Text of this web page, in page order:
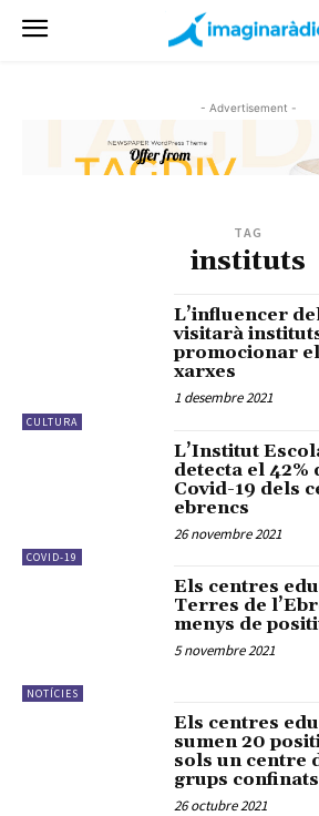
- Advertisement -
TAG
instituts
CULTURA
L’influencer
visitarà
promocionar
xarxes
1 desembre 2021
COVID-19
L’Institut
detecta el 42%
Covid-19 dels
ebrencs
26 novembre 2021
NOTÍCIES
Els centres
Terres de
menys de
5 novembre 2021
Els centres
sumen 20
sols un centre
grups confinats
26 octubre 2021